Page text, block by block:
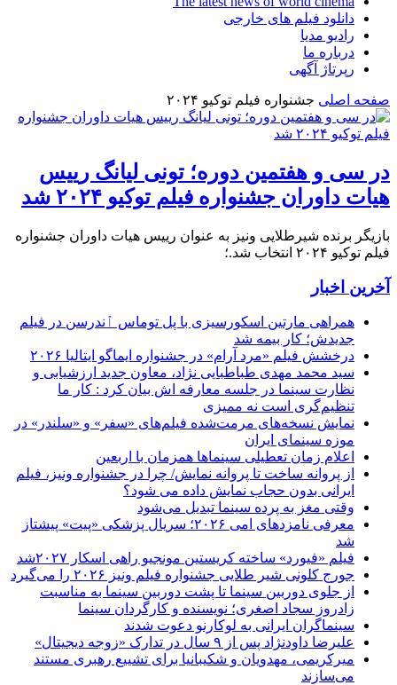
دانلود فیلم های خارجی
رادیو مدیا
درباره ما
رپرتاژ آگهی
صفحه اصلی جشنواره فیلم توکیو ۲۰۲۴
در سی و هفتمین دوره؛ تونی لیانگ رییس
هیات داوران جشنواره فیلم توکیو ۲۰۲۴ شد
بازیگر برنده شیرطلایی ونیز به عنوان رییس هیات داوران جشنواره
فیلم توکیو ۲۰۲۴ انتخاب شد.؛
آخرین اخبار
همراهی مارتین اسکورسیزی با پل توماس ٱندرسن در فیلم
جدیدش؛ کار بیمه شد
درخشش فیلم «مرد آرام» در جشنواره ایماگو ایتالیا ۲۰۲۶
سید محمد مهدی طباطبایی نژاد، معاون جدید ارزشیابی و
نظارت سینما در جلسه معارفه اش بیان کرد : کار ما
تنظیم‌گری است نه ممیزی
نمایش نسخه‌های مرمت‌شده فیلم‌های «سفر» و «سلندر» در
موزه سینمای ایران
اعلام زمان تعطیلی سینماها همزمان با اربعین
از پروانه ساخت تا پروانه نمایش/ چرا در جشنواره ونیز، فیلم
ایرانی بدون حجاب نمایش داده می شود؟
وقتی مغز به پرده سینما تبدیل می‌شود
معرفی نامزدهای امی ۲۰۲۶؛ سریال پزشکی «پیت» پیشتاز
شد
فیلم «فیورد» ساخته کریستین مونجیو راهی اسکار ۲۰۲۷شد
جورج کلونی شیر طلایی جشنواره فیلم ونیز ۲۰۲۶ را می‌گیرد
از جلوی دوربین سینما تا پشت دوربین سینما به مناسبت
زادروز سجاد اصغری؛ نویسنده و کارگردان سینما
سینماگران ایرانی به لوکارنو دعوت شدند
علیرضا داودنژاد پس از ۹ سال در تدارک «زوجه دیجیتال»
میرکریمی، مهدویان و شکیبانیا برای تشییع رهبری مستند
می‌سازند